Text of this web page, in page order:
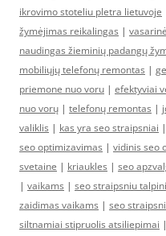
ikrovimo stoteliu pletra lietuvoje
žymėjimas reikalingas |
naudingas žieminių padangų
mobiliųjų telefonų remontas |
priemone nuo voru | efektyviai
nuo vorų | telefonų remontas |
valiklis | kas yra seo straipsniai |
seo optimizavimas | vidinis seo
svetaine | kriaukles | seo
| vaikams | seo straipsniu
zaidimas vaikams | seo
siltnamiai stipruolis atsiliepimai |